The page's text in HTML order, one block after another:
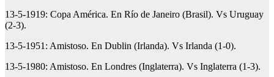
13-5-1919: Copa América. En Río de Janeiro (Brasil). Vs Uruguay
(2-3).
13-5-1951: Amistoso. En Dublin (Irlanda). Vs Irlanda (1-0).
13-5-1980: Amistoso. En Londres (Inglaterra). Vs Inglaterra (1-3).